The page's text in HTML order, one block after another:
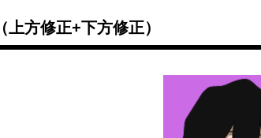
上方修正+下方修正）